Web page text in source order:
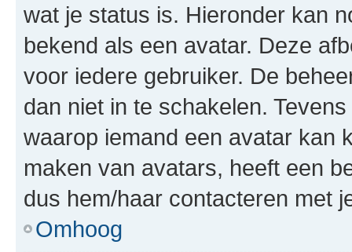
wat je status is. Hieronder kan
bekend als een avatar. Deze
voor iedere gebruiker. De
dan niet in te schakelen.
waarop iemand een avatar kan
maken van avatars, heeft een
dus hem/haar contacteren met
Omhoog